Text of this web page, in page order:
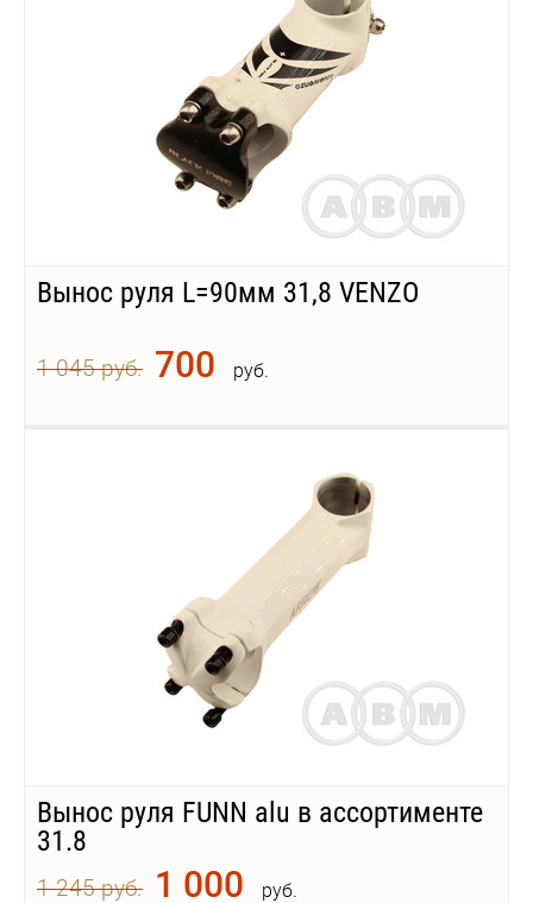
Вынос руля L=90мм 31,8 VENZO
1 045 руб. 700 руб.
Вынос руля FUNN alu в ассортименте
31.8
1 245 руб. 1 000 руб.